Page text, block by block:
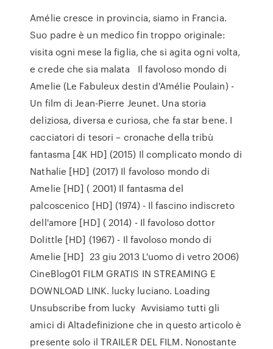
Amélie cresce in provincia, siamo in Francia.
Suo padre è un medico fin troppo originale:
visita ogni mese la figlia, che si agita ogni volta,
e crede che sia malata Il favoloso mondo di
Amelie (Le Fabuleux destin d'Amélie Poulain) -
Un film di Jean-Pierre Jeunet. Una storia
deliziosa, diversa e curiosa, che fa star bene. I
cacciatori di tesori – cronache della tribù
fantasma [4K HD] (2015) Il complicato mondo di
Nathalie [HD] (2017) Il favoloso mondo di
Amelie [HD] ( 2001) Il fantasma del
palcoscenico [HD] (1974) - Il fascino indiscreto
dell'amore [HD] ( 2014) - Il favoloso dottor
Dolittle [HD] (1967) - Il favoloso mondo di
Amelie [HD] 23 giu 2013 L'uomo di vetro 2006)
CineBlog01 FILM GRATIS IN STREAMING E
DOWNLOAD LINK. lucky luciano. Loading
Unsubscribe from lucky Avvisiamo tutti gli
amici di Altadefinizione che in questo articolo è
presente solo il TRAILER DEL FILM. Nonostante